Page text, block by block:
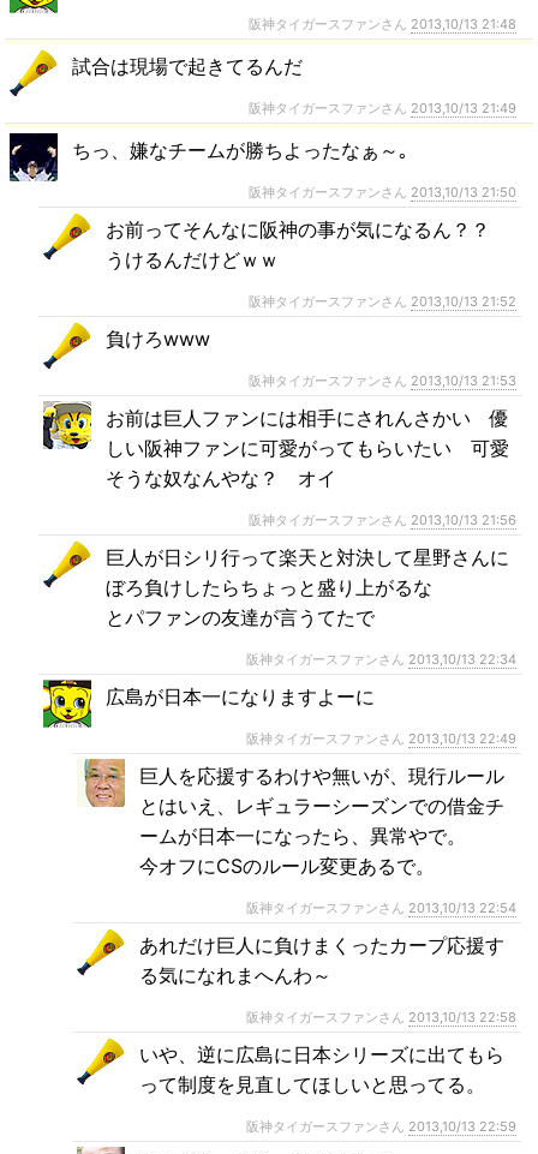
阪神タイガースファンさん 2013,10/13 21:48
試合は現場で起きてるんだ
阪神タイガースファンさん 2013,10/13 21:49
ちっ、嫌なチームが勝ちよったなぁ～｡
阪神タイガースファンさん 2013,10/13 21:50
お前ってそんなに阪神の事が気になるん？？
うけるんだけどｗｗ
阪神タイガースファンさん 2013,10/13 21:52
負けろwww
阪神タイガースファンさん 2013,10/13 21:53
お前は巨人ファンには相手にされんさかい 優
しい阪神ファンに可愛がってもらいたい 可愛
そうな奴なんやな？ オイ
阪神タイガースファンさん 2013,10/13 21:56
巨人が日シリ行って楽天と対決して星野さんに
ぼろ負けしたらちょっと盛り上がるな
とパファンの友達が言うてたで
阪神タイガースファンさん 2013,10/13 22:34
広島が日本一になりますよーに
阪神タイガースファンさん 2013,10/13 22:49
巨人を応援するわけや無いが、現行ルール
とはいえ、レギュラーシーズンでの借金チ
ームが日本一になったら、異常やで。
今オフにCSのルール変更あるで。
阪神タイガースファンさん 2013,10/13 22:54
あれだけ巨人に負けまくったカープ応援す
る気になれまへんわ～
阪神タイガースファンさん 2013,10/13 22:58
いや、逆に広島に日本シリーズに出てもら
って制度を見直してほしいと思ってる。
阪神タイガースファンさん 2013,10/13 22:59